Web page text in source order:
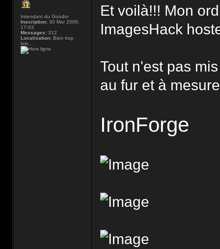
Intendant du Gondor
Inscription: 30 Mar 2006,
17:03
Messages: 312
Localisation: Bien trop
loin...
Et voilà!!! Mon
ImagesHack
Tout n'est pas
au fur et à
IronForge